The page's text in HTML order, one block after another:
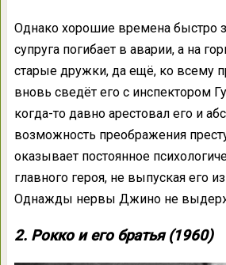
Однако хорошие времена быстро
супруга погибает в аварии, а на
старые дружки, да ещё, ко всему
вновь сведёт его с инспектором
когда-то давно арестовал его и
возможность преображения
оказывает постоянное
главного героя, не выпуская его
Однажды нервы Джино не
2. Рокко и его братья (1960)